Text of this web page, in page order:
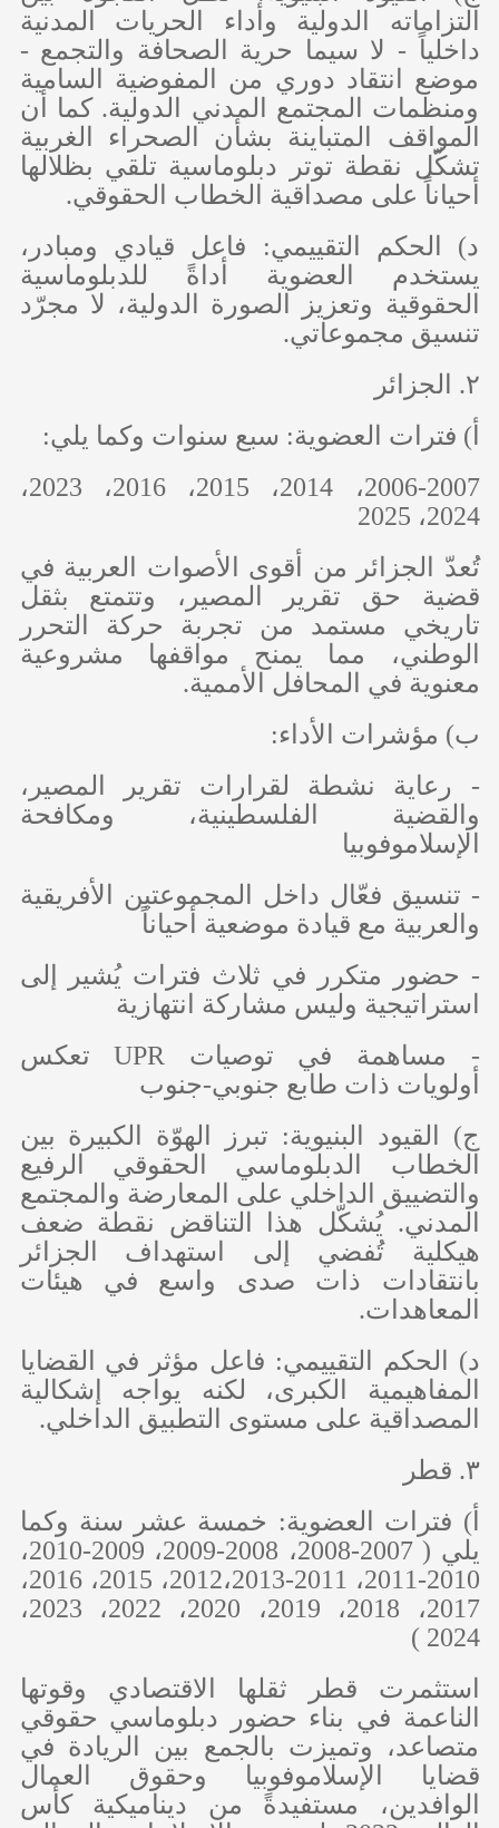
التزاماته الدولية وأداء الحريات المدنية
داخلياً - لا سيما حرية الصحافة والتجمع -
موضع انتقاد دوري من المفوضية السامية
ومنظمات المجتمع المدني الدولية. كما أن
المواقف المتباينة بشأن الصحراء الغربية
تشكّل نقطة توتر دبلوماسية تلقي بظلالها
أحياناً على مصداقية الخطاب الحقوقي.
‌د) الحكم التقييمي: فاعل قيادي ومبادر،
يستخدم العضوية أداةً للدبلوماسية
الحقوقية وتعزيز الصورة الدولية، لا مجرّد
تنسيق مجموعاتي.
٢. الجزائر
‌أ) فترات العضوية: سبع سنوات وكما يلي:
2006-2007، 2014، 2015، 2016، 2023،
2024، 2025
تُعدّ الجزائر من أقوى الأصوات العربية في
قضية حق تقرير المصير، وتتمتع بثقل
تاريخي مستمد من تجربة حركة التحرر
الوطني، مما يمنح مواقفها مشروعية
معنوية في المحافل الأممية.
‌ب) مؤشرات الأداء:
- رعاية نشطة لقرارات تقرير المصير،
والقضية الفلسطينية، ومكافحة
الإسلاموفوبيا
- تنسيق فعّال داخل المجموعتين الأفريقية
والعربية مع قيادة موضعية أحياناً
- حضور متكرر في ثلاث فترات يُشير إلى
استراتيجية وليس مشاركة انتهازية
- مساهمة في توصيات UPRتعكس
أولويات ذات طابع جنوبي-جنوب
‌ج) القيود البنيوية: تبرز الهوّة الكبيرة بين
الخطاب الدبلوماسي الحقوقي الرفيع
والتضييق الداخلي على المعارضة والمجتمع
المدني. يُشكّل هذا التناقض نقطة ضعف
هيكلية تُفضي إلى استهداف الجزائر
بانتقادات ذات صدى واسع في هيئات
المعاهدات.
‌د) الحكم التقييمي: فاعل مؤثر في القضايا
المفاهيمية الكبرى، لكنه يواجه إشكالية
المصداقية على مستوى التطبيق الداخلي.
٣. قطر
‌أ) فترات العضوية: خمسة عشر سنة وكما
يلي ( 2007-2008، 2008-2009، 2009-2010،
2010-2011، 2011-2012،2013، 2015، 2016،
2017، 2018، 2019، 2020، 2022، 2023،
2024 )
استثمرت قطر ثقلها الاقتصادي وقوتها
الناعمة في بناء حضور دبلوماسي حقوقي
متصاعد، وتميزت بالجمع بين الريادة في
قضايا الإسلاموفوبيا وحقوق العمال
الوافدين، مستفيدةً من ديناميكية كأس